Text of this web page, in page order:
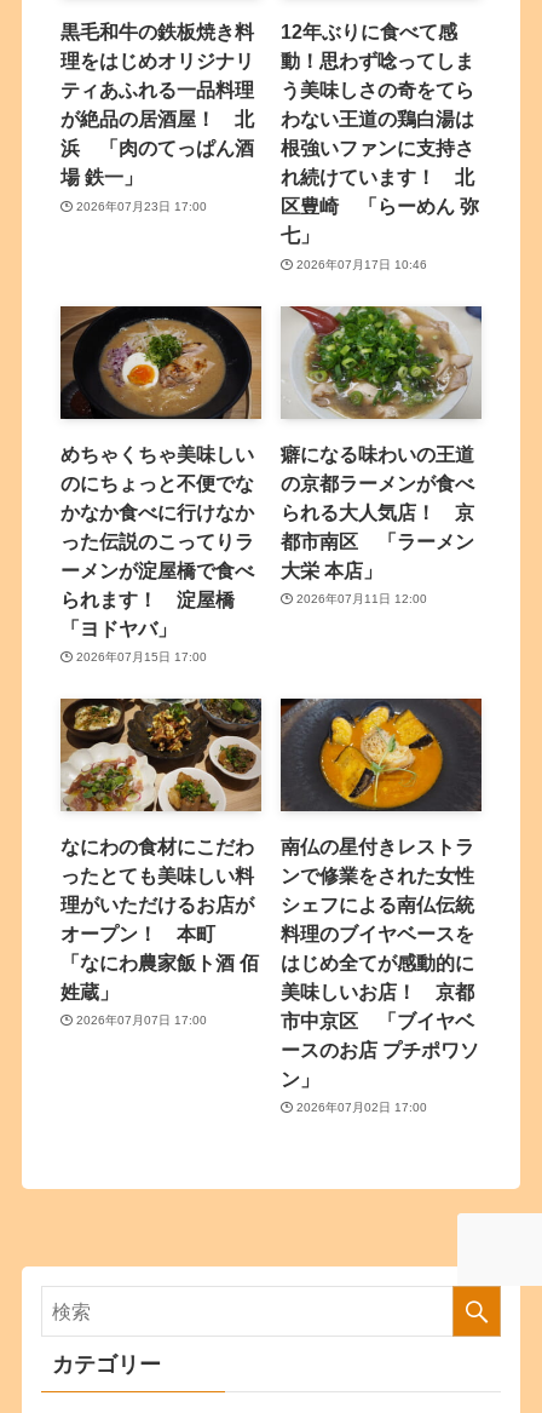
黒毛和牛の鉄板焼き料
理をはじめオリジナリ
ティあふれる一品料理
が絶品の居酒屋！ 北
浜 「肉のてっぱん酒
場 鉄一」
2026年07月23日 17:00
12年ぶりに食べて感
動！思わず唸ってしま
う美味しさの奇をてら
わない王道の鶏白湯は
根強いファンに支持さ
れ続けています！ 北
区豊崎 「らーめん 弥
七」
2026年07月17日 10:46
めちゃくちゃ美味しい
のにちょっと不便でな
かなか食べに行けなか
った伝説のこってりラ
ーメンが淀屋橋で食べ
られます！ 淀屋橋
「ヨドヤバ」
2026年07月15日 17:00
癖になる味わいの王道
の京都ラーメンが食べ
られる大人気店！ 京
都市南区 「ラーメン
大栄 本店」
2026年07月11日 12:00
なにわの食材にこだわ
ったとても美味しい料
理がいただけるお店が
オープン！ 本町
「なにわ農家飯ト酒 佰
姓蔵」
2026年07月07日 17:00
南仏の星付きレストラ
ンで修業をされた女性
シェフによる南仏伝統
料理のブイヤベースを
はじめ全てが感動的に
美味しいお店！ 京都
市中京区 「ブイヤベ
ースのお店 プチポワソ
ン」
2026年07月02日 17:00
カテゴリー